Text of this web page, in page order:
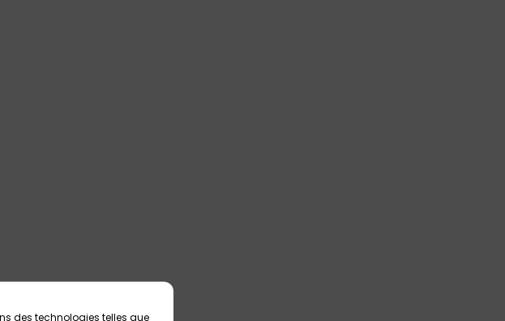
des technologies telles que